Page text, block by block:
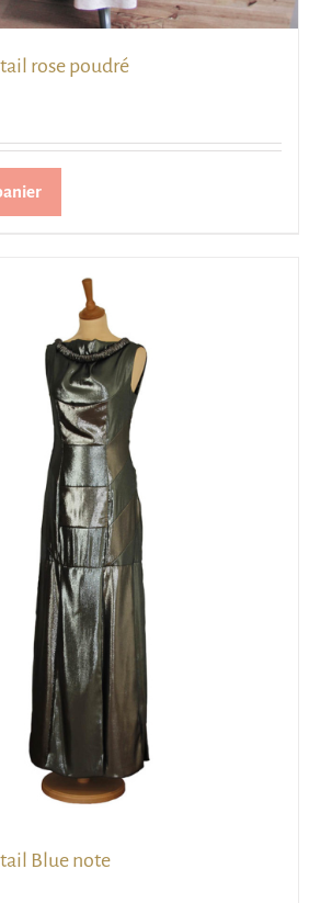
rose poudré
Blue note